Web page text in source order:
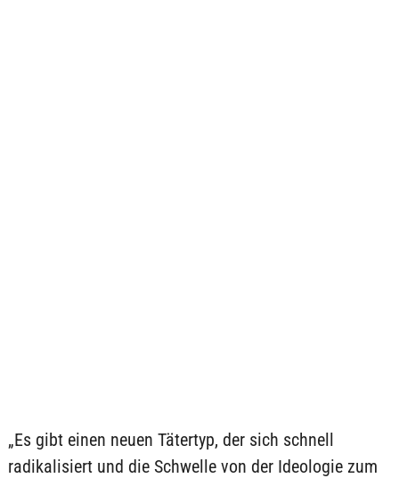
„Es gibt einen neuen Tätertyp, der sich schnell
radikalisiert und die Schwelle von der Ideologie zum